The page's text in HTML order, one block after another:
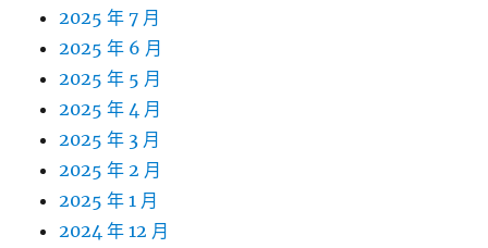
2025 年 7 月
2025 年 6 月
2025 年 5 月
2025 年 4 月
2025 年 3 月
2025 年 2 月
2025 年 1 月
2024 年 12 月